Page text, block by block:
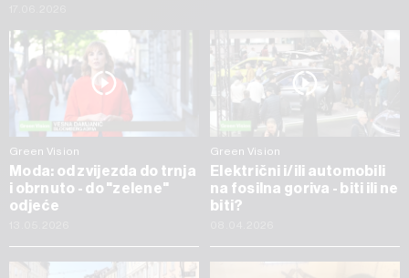
Green Vision
Moda: od zvijezda do trnja
i obrnuto - do "zelene"
odjeće
Green Vision
Električni i/ili automobili
na fosilna goriva - biti ili ne
biti?